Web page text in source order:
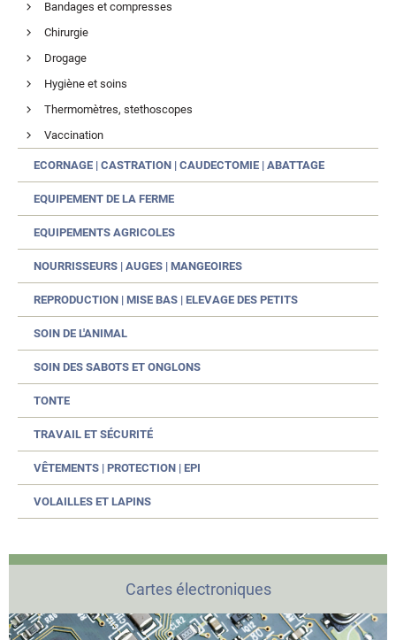
Bandages et compresses
Chirurgie
Drogage
Hygiène et soins
Thermomètres, stethoscopes
Vaccination
ECORNAGE | CASTRATION | CAUDECTOMIE | ABATTAGE
EQUIPEMENT DE LA FERME
EQUIPEMENTS AGRICOLES
NOURRISSEURS | AUGES | MANGEOIRES
REPRODUCTION | MISE BAS | ELEVAGE DES PETITS
SOIN DE L'ANIMAL
SOIN DES SABOTS ET ONGLONS
TONTE
TRAVAIL ET SÉCURITÉ
VÊTEMENTS | PROTECTION | EPI
VOLAILLES ET LAPINS
Cartes électroniques